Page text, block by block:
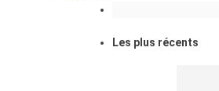
Les plus récents